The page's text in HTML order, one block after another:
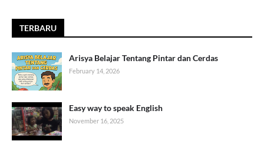
TERBARU
Arisya Belajar Tentang Pintar dan Cerdas
February 14, 2026
Easy way to speak English
November 16, 2025